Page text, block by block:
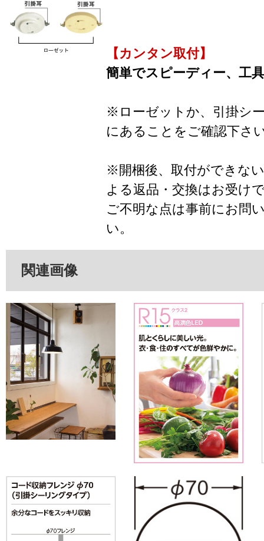
【カンタン取付】
簡単でスピーディー、工
※ローゼットか、引掛シ
にあることをご確認下さ
※開梱後、取付ができな
よる返品・交換はお受け
ご不明な点は事前にお問
い。
関連画像